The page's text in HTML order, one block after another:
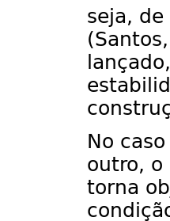
seja,
No
outro, o
torna